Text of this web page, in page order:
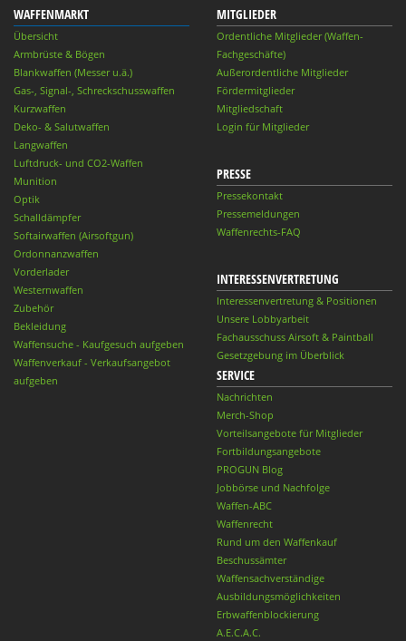
WAFFENMARKT
Übersicht
Armbrüste & Bögen
Blankwaffen (Messer u.ä.)
Gas-, Signal-, Schreckschusswaffen
Kurzwaffen
Deko- & Salutwaffen
Langwaffen
Luftdruck- und CO2-Waffen
Munition
Optik
Schalldämpfer
Softairwaffen (Airsoftgun)
Ordonnanzwaffen
Vorderlader
Westernwaffen
Zubehör
Bekleidung
Waffensuche - Kaufgesuch aufgeben
Waffenverkauf - Verkaufsangebot
aufgeben
MITGLIEDER
Ordentliche Mitglieder (Waffen-
Fachgeschäfte)
Außerordentliche Mitglieder
Fördermitglieder
Mitgliedschaft
Login für Mitglieder
PRESSE
Pressekontakt
Pressemeldungen
Waffenrechts-FAQ
INTERESSENVERTRETUNG
Interessenvertretung & Positionen
Unsere Lobbyarbeit
Fachausschuss Airsoft & Paintball
Gesetzgebung im Überblick
SERVICE
Nachrichten
Merch-Shop
Vorteilsangebote für Mitglieder
Fortbildungsangebote
PROGUN Blog
Jobbörse und Nachfolge
Waffen-ABC
Waffenrecht
Rund um den Waffenkauf
Beschussämter
Waffensachverständige
Ausbildungsmöglichkeiten
Erbwaffenblockierung
A.E.C.A.C.